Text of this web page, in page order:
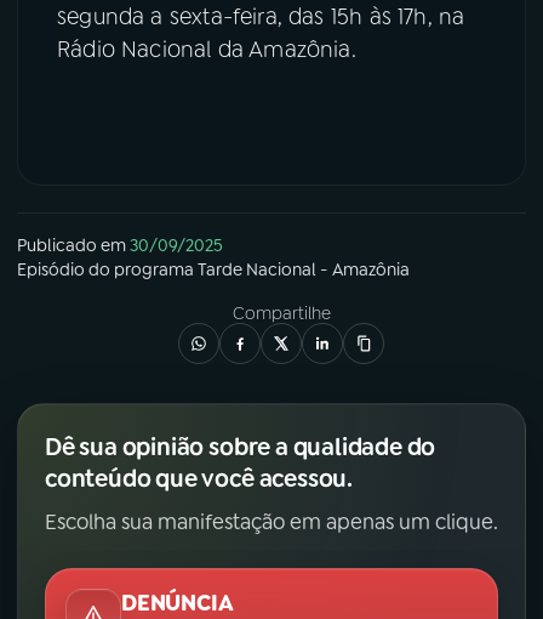
segunda a sexta-feira, das 15h às 17h, na
Rádio Nacional da Amazônia.
Publicado em30/09/2025
Episódio do programa Tarde Nacional - Amazônia
Compartilhe
Dê sua opinião sobre a qualidade do
conteúdo que você acessou.
Escolha sua manifestação em apenas um clique.
DENÚNCIA